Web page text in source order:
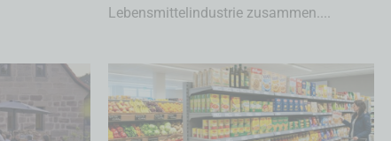
Lebensmittelindustrie zusammen....